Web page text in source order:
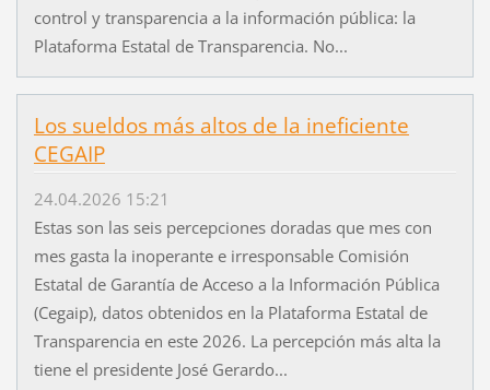
control y transparencia a la información pública: la
Plataforma Estatal de Transparencia. No...
Los sueldos más altos de la ineficiente
CEGAIP
24.04.2026 15:21
Estas son las seis percepciones doradas que mes con
mes gasta la inoperante e irresponsable Comisión
Estatal de Garantía de Acceso a la Información Pública
(Cegaip), datos obtenidos en la Plataforma Estatal de
Transparencia en este 2026. La percepción más alta la
tiene el presidente José Gerardo...